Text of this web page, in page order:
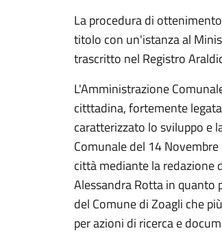
La procedura di
titolo con un'istanza al
trascritto nel Registro
L'Amministrazione
citttadina, fortemente
caratterizzato lo sviluppo e
Comunale del 14
città mediante la redazione
Alessandra Rotta in quanto
del Comune di Zoagli che
per azioni di ricerca e